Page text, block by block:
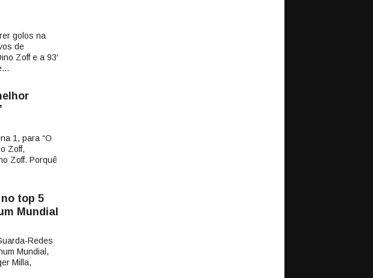
golos na
de
Zoff e a 93′
1, para “O
Zoff,
Zoff. Porquê
top 5
Mundial
Redes
Mundial,
Milla,